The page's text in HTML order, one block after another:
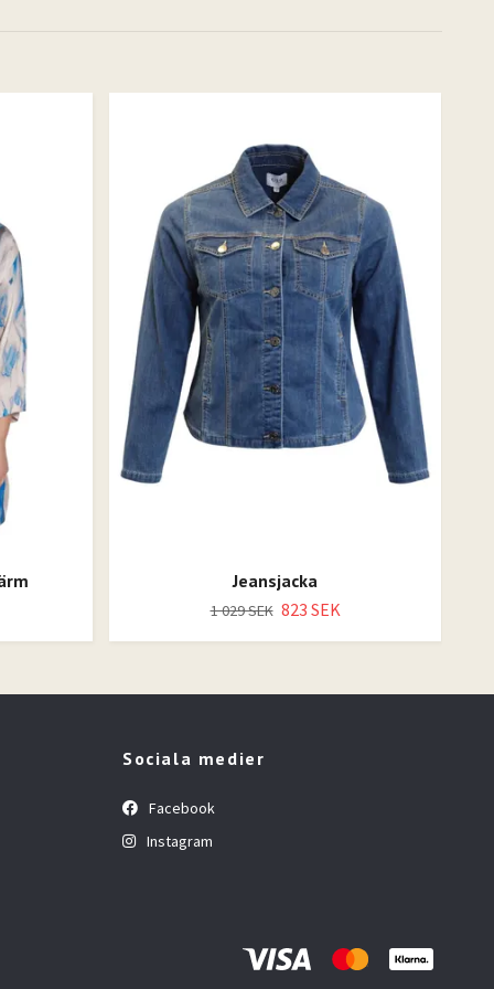
Jeansjacka
1 029 SEK 823 SEK
Sociala medier
Facebook
Instagram